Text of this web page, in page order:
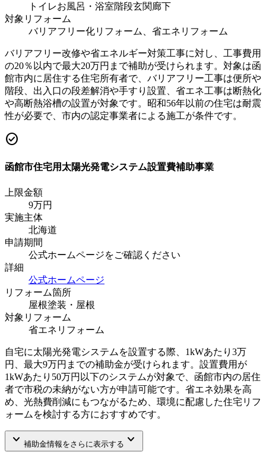
トイレお風呂・浴室階段玄関廊下
対象リフォーム
バリアフリー化リフォーム、省エネリフォーム
バリアフリー改修や省エネルギー対策工事に対し、工事費用
の20％以内で最大20万円まで補助が受けられます。対象は函
館市内に居住する住宅所有者で、バリアフリー工事は便所や
階段、出入口の段差解消や手すり設置、省エネ工事は断熱化
や高断熱浴槽の設置が対象です。昭和56年以前の住宅は耐震
性が必要で、市内の認定事業者による施工が条件です。
check_circle
函館市住宅用太陽光発電システム設置費補助事業
上限金額
9万円
実施主体
北海道
申請期間
公式ホームページをご確認ください
詳細
公式ホームページ
リフォーム箇所
屋根塗装・屋根
対象リフォーム
省エネリフォーム
自宅に太陽光発電システムを設置する際、1kWあたり3万
円、最大9万円までの補助金が受けられます。設置費用が
1kWあたり50万円以下のシステムが対象で、函館市内の居住
者で市税の未納がない方が申請可能です。省エネ効果を高
め、光熱費削減にもつながるため、環境に配慮した住宅リフ
ォームを検討する方におすすめです。
keyboard_arrow_down 補助金情報をさらに表示する keyboard_arrow_down